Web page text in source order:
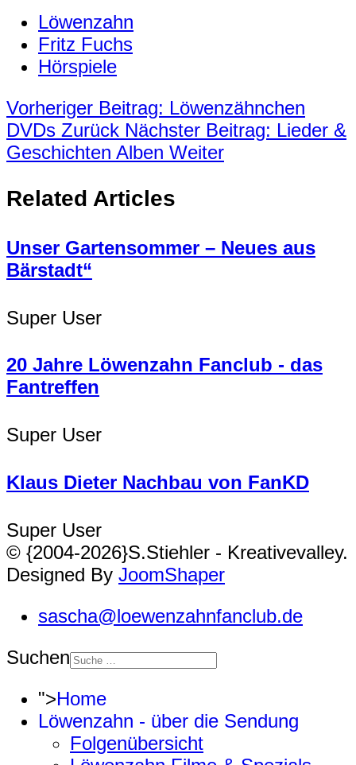
Löwenzahn
Fritz Fuchs
Hörspiele
Vorheriger Beitrag: Löwenzähnchen
DVDs Zurück Nächster Beitrag: Lieder &
Geschichten Alben Weiter
Related Articles
Unser Gartensommer – Neues aus
Bärstadt“
Super User
20 Jahre Löwenzahn Fanclub - das
Fantreffen
Super User
Klaus Dieter Nachbau von FanKD
Super User
© {2004-2026}S.Stiehler - Kreativevalley.
Designed By JoomShaper
sascha@loewenzahnfanclub.de
Suchen
">Home
Löwenzahn - über die Sendung
Folgenübersicht